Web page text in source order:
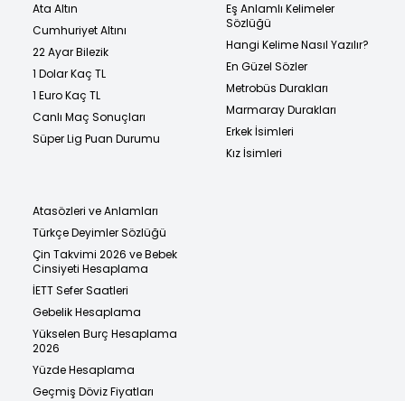
Ata Altın
Cumhuriyet Altını
22 Ayar Bilezik
1 Dolar Kaç TL
1 Euro Kaç TL
Canlı Maç Sonuçları
Süper Lig Puan Durumu
Eş Anlamlı Kelimeler
Sözlüğü
Hangi Kelime Nasıl Yazılır?
En Güzel Sözler
Metrobüs Durakları
Marmaray Durakları
Erkek İsimleri
Kız İsimleri
Atasözleri ve Anlamları
Türkçe Deyimler Sözlüğü
Çin Takvimi 2026 ve Bebek
Cinsiyeti Hesaplama
İETT Sefer Saatleri
Gebelik Hesaplama
Yükselen Burç Hesaplama
2026
Yüzde Hesaplama
Geçmiş Döviz Fiyatları